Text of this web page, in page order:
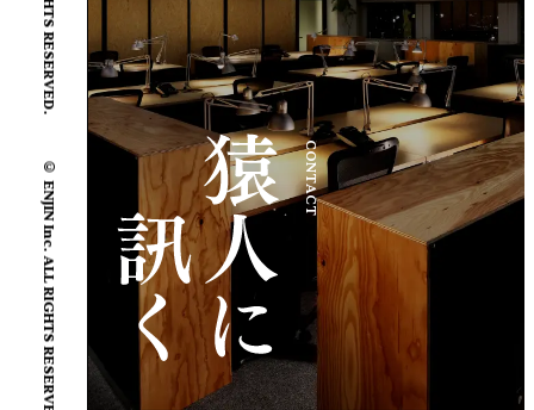
© ENJIN Inc. ALL RIGHTS RESERVED.
CONTACT